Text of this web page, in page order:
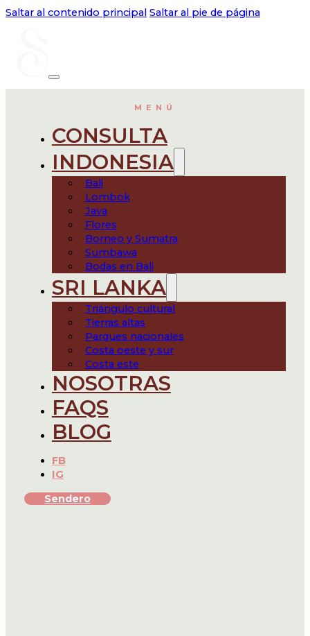
Saltar al contenido principal Saltar al pie de página
MENÚ
CONSULTA
INDONESIA
Bali
Lombok
Java
Flores
Borneo y Sumatra
Sumbawa
Bodas en Bali
SRI LANKA
Triángulo cultural
Tierras altas
Parques nacionales
Costa oeste y sur
Costa este
NOSOTRAS
FAQS
BLOG
FB
IG
Sendero